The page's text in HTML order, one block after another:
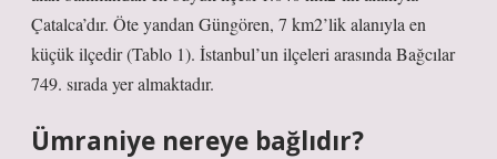
Çatalca’dır. Öte yandan Güngören, 7 km2’lik alanıyla en
küçük ilçedir (Tablo 1). İstanbul’un ilçeleri arasında Bağcılar
749. sırada yer almaktadır.
Ümraniye nereye bağlıdır?